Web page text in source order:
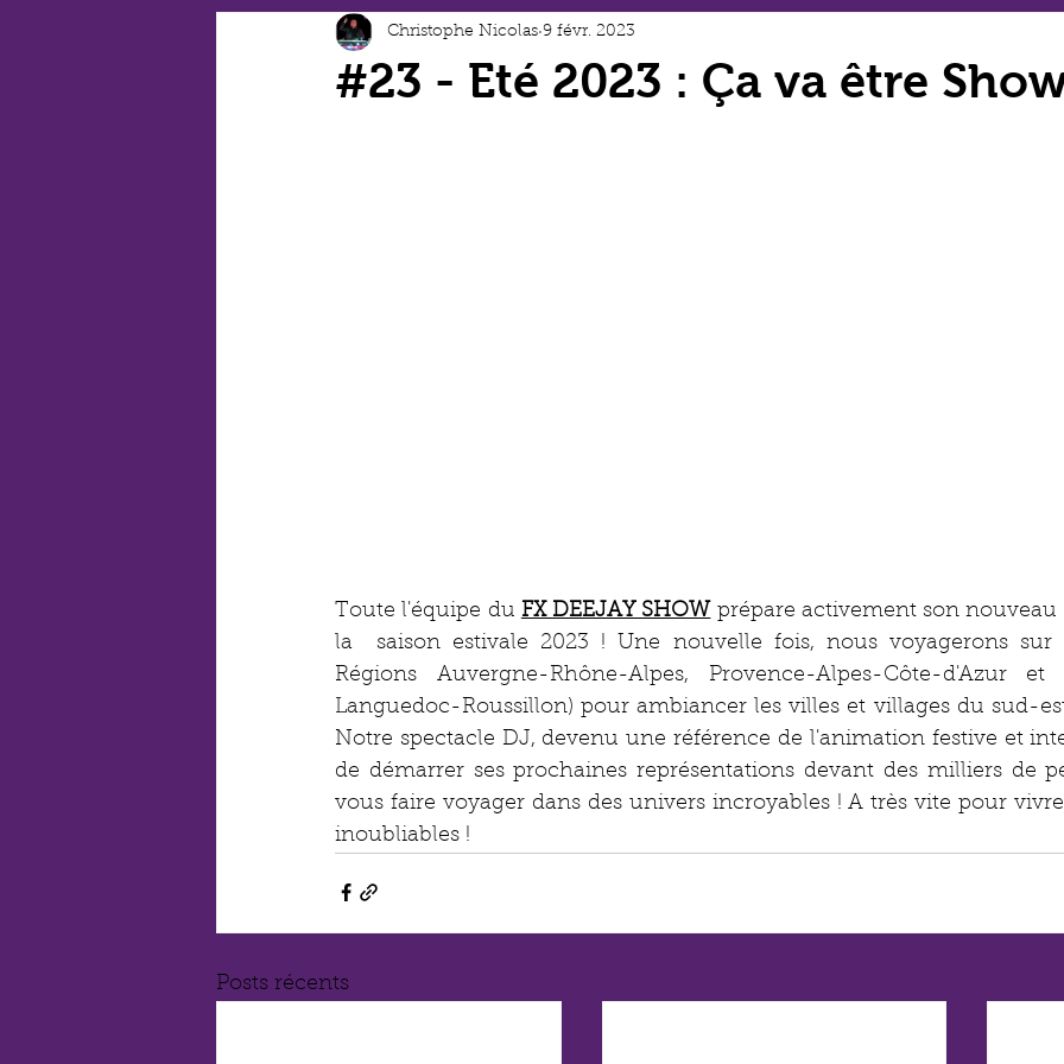
#23 - Eté 2023 : Ça va être
Christophe Nicolas 9 févr. 2023
Toute l'équipe du FX DEEJAY SHOW prépare activement son nouveau
la  saison estivale 2023 ! Une nouvelle fois, nous voyagerons sur
Régions Auvergne-Rhône-Alpes, Provence-Alpes-Côte-d'Azur
Languedoc-Roussillon) pour ambiancer les villes et villages du sud-
Notre spectacle DJ, devenu une référence de l'animation festive et
de démarrer ses prochaines représentations devant des milliers de
vous faire voyager dans des univers incroyables ! A très vite pour
inoubliables !
Posts récents